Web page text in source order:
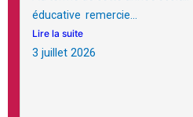
éducative remercie...
Lire la suite
3 juillet 2026